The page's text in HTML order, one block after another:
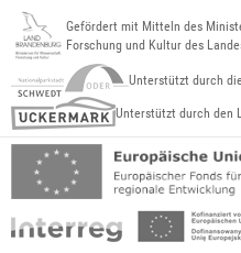
Gefördert mit Mitteln des
Forschung und Kultur des
Unterstützt durch
Unterstützt durch den